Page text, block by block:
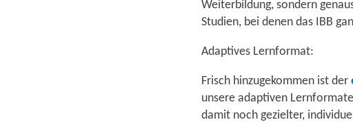
Weiterbildung, sondern
Studien, bei denen das IBB
Adaptives Lernformat:
Frisch hinzugekommen ist der
unsere adaptiven
damit noch gezielter,